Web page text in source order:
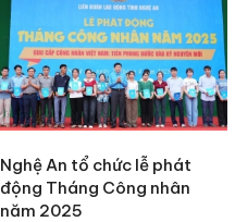
Nghệ An tổ chức lễ phát
động Tháng Công nhân
năm 2025